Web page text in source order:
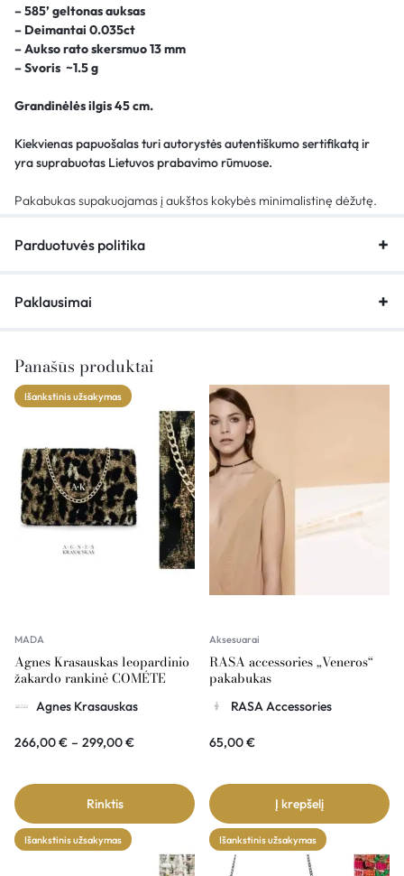
– 585’ geltonas auksas
– Deimantai 0.035ct
– Aukso rato skersmuo 13 mm
– Svoris ~1.5g
Grandinėlės ilgis 45 cm.
Kiekvienas papuošalas turi autorystės autentiškumo sertifikatą ir
yra suprabuotas Lietuvos prabavimo rūmuose.
Pakabukas supakuojamas į aukštos kokybės minimalistinę dėžutę.
Parduotuvės politika
Paklausimai
Panašūs produktai
Išankstinis užsakymas
MADA
Agnes Krasauskas leopardinio
žakardo rankinė COMÉTE
Agnes Krasauskas
266,00€ – 299,00€
Rinktis
Aksesuarai
RASA accessories „Veneros“
pakabukas
RASA Accessories
65,00€
Į krepšelį
Išankstinis užsakymas Išankstinis užsakymas